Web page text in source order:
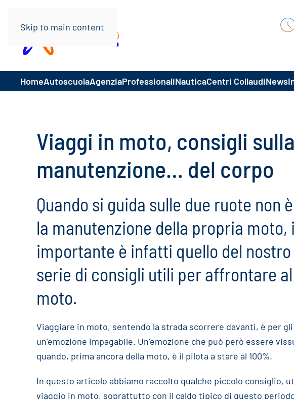
Skip to main content
HomeAutoscuolaAgenziaProfessionaliNauticaCentri CollaudiNews
Viaggi in moto, consigli sulla
manutenzione… del corpo
Quando si guida sulle due ruote non
la manutenzione della propria moto,
importante è infatti quello del
serie di consigli utili per affrontare
moto.
Viaggiare in moto, sentendo la strada scorrere davanti, è per
un’emozione impagabile. Un’emozione che può però essere
quando, prima ancora della moto, è il pilota a stare al 100%.
In questo articolo abbiamo raccolto qualche piccolo consiglio,
viaggio in moto, soprattutto con il caldo tipico di questo periodo